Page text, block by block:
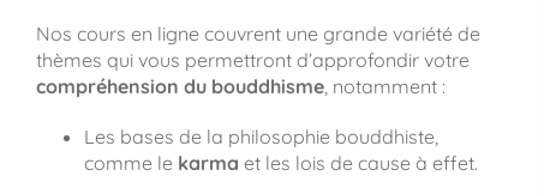
Nos cours en ligne couvrent une grande variété de
thèmes qui vous permettront d’approfondir votre
compréhension du bouddhisme, notamment :
Les bases de la philosophie bouddhiste,
comme le karma et les lois de cause à effet.